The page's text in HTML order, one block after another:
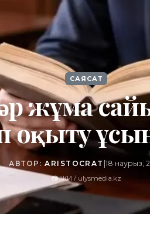
САЯСАТ
жұма
оқыту
АВТОР:ARISTOCRAT |18 наурыз,
📷 ЖИ / ulysmedia.kz